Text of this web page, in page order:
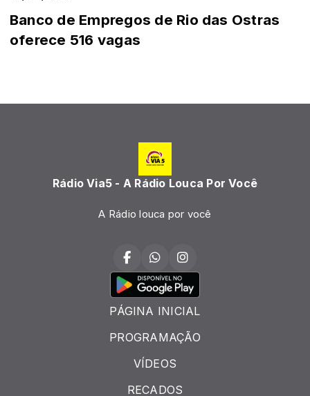
Banco de Empregos de Rio das Ostras
oferece 516 vagas
Rádio Via5 - A Rádio Louca Por Você
A Rádio louca por você
PÁGINA INICIAL
PROGRAMAÇÃO
VÍDEOS
RECADOS